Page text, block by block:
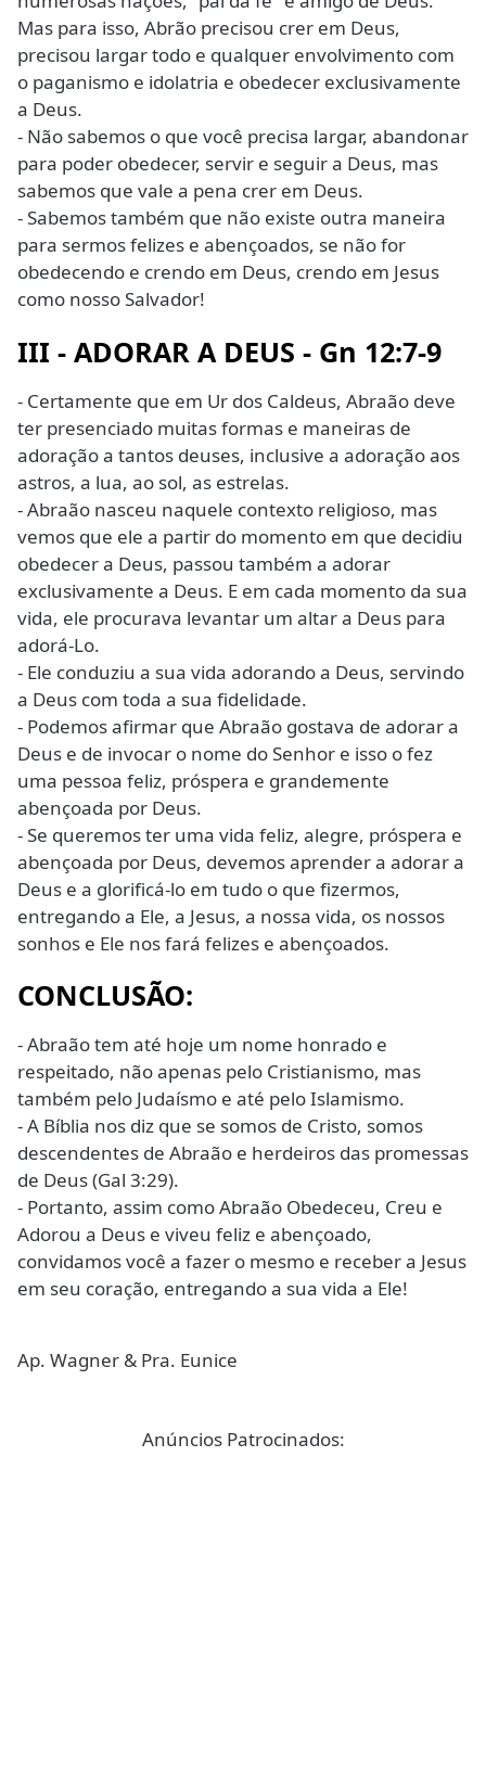
Mas para isso, Abrão precisou crer em Deus,
precisou largar todo e qualquer envolvimento com
o paganismo e idolatria e obedecer exclusivamente
a Deus.
- Não sabemos o que você precisa largar, abandonar
para poder obedecer, servir e seguir a Deus, mas
sabemos que vale a pena crer em Deus.
- Sabemos também que não existe outra maneira
para sermos felizes e abençoados, se não for
obedecendo e crendo em Deus, crendo em Jesus
como nosso Salvador!
III - ADORAR A DEUS - Gn 12:7-9
- Certamente que em Ur dos Caldeus, Abraão deve
ter presenciado muitas formas e maneiras de
adoração a tantos deuses, inclusive a adoração aos
astros, a lua, ao sol, as estrelas.
- Abraão nasceu naquele contexto religioso, mas
vemos que ele a partir do momento em que decidiu
obedecer a Deus, passou também a adorar
exclusivamente a Deus. E em cada momento da sua
vida, ele procurava levantar um altar a Deus para
adorá-Lo.
- Ele conduziu a sua vida adorando a Deus, servindo
a Deus com toda a sua fidelidade.
- Podemos afirmar que Abraão gostava de adorar a
Deus e de invocar o nome do Senhor e isso o fez
uma pessoa feliz, próspera e grandemente
abençoada por Deus.
- Se queremos ter uma vida feliz, alegre, próspera e
abençoada por Deus, devemos aprender a adorar a
Deus e a glorificá-lo em tudo o que fizermos,
entregando a Ele, a Jesus, a nossa vida, os nossos
sonhos e Ele nos fará felizes e abençoados.
CONCLUSÃO:
- Abraão tem até hoje um nome honrado e
respeitado, não apenas pelo Cristianismo, mas
também pelo Judaísmo e até pelo Islamismo.
- A Bíblia nos diz que se somos de Cristo, somos
descendentes de Abraão e herdeiros das promessas
de Deus (Gal 3:29).
- Portanto, assim como Abraão Obedeceu, Creu e
Adorou a Deus e viveu feliz e abençoado,
convidamos você a fazer o mesmo e receber a Jesus
em seu coração, entregando a sua vida a Ele!
Ap. Wagner & Pra. Eunice
Anúncios Patrocinados: